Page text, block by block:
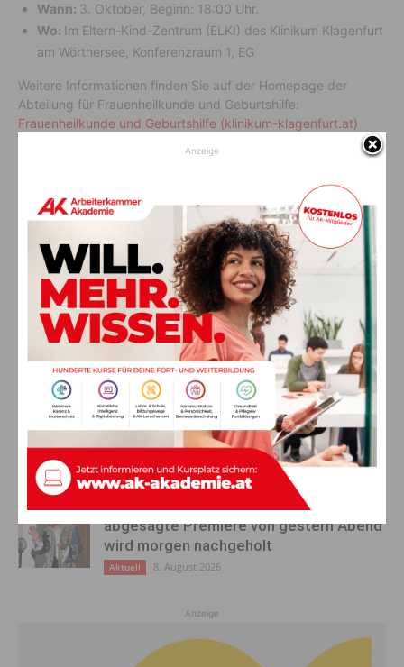
Wann: 3. Oktober, Beginn: 18:00 Uhr.
Wo: Im Eltern-Kind-Zentrum (ELKI) des Klinikum Klagenfurt
am Wörthersee, Konferenzraum 1, EG
Weitere Informationen finden Sie auf der Homepage der
Abteilung für Frauenheilkunde und Geburtshilfe:
Frauenheilkunde und Geburtshilfe (klinikum-klagenfurt.at)
Arbeitsunfall mit Kleber „Coffee with Cops“
AKTUELLES
Ein langes Leben ging zu Ende: Anna
Stulier im 106. Lebensjahr verstorben
Aktuell 8. August 2026
Ehrung für 50 Jahre Chorleitung:
Kärntner Lorbeer in Gold für Herwig
Schwarz
Aktuell 8. August 2026
„Paolo Santonino“ wird heute gespielt –
abgesagte Premiere von gestern Abend
wird morgen nachgeholt
Aktuell 8. August 2026
Anzeige
Anzeige